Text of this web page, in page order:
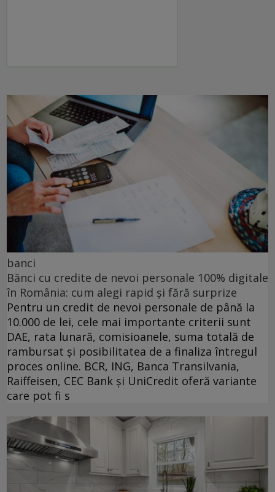
banci
Bănci cu credite de nevoi personale 100% digitale
în România: cum alegi rapid și fără surprize
Pentru un credit de nevoi personale de până la
10.000 de lei, cele mai importante criterii sunt
DAE, rata lunară, comisioanele, suma totală de
rambursat și posibilitatea de a finaliza întregul
proces online. BCR, ING, Banca Transilvania,
Raiffeisen, CEC Bank și UniCredit oferă variante
care pot fi s